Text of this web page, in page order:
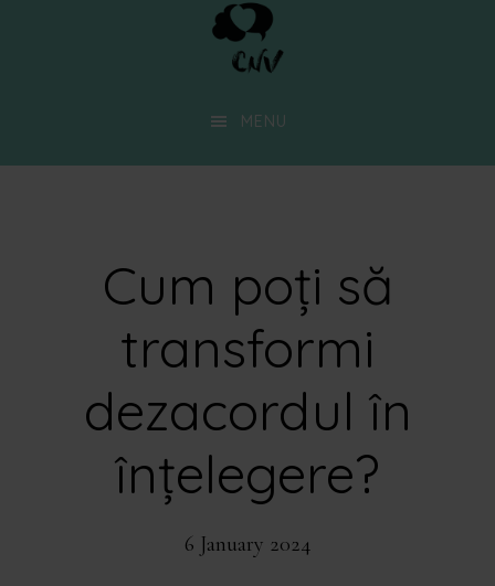
MENU
Cum poți să
transformi
dezacordul în
înțelegere?
6 January 2024